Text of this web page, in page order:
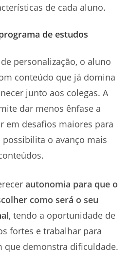
de cada aluno.
de estudos
personalização, o aluno
conteúdo que já domina
junto aos colegas. A
dar menos ênfase a
em desafios maiores para
o avanço mais
autonomia para que o
como será o seu
, tendo a oportunidade de
fortes e trabalhar para
que demonstra dificuldade.